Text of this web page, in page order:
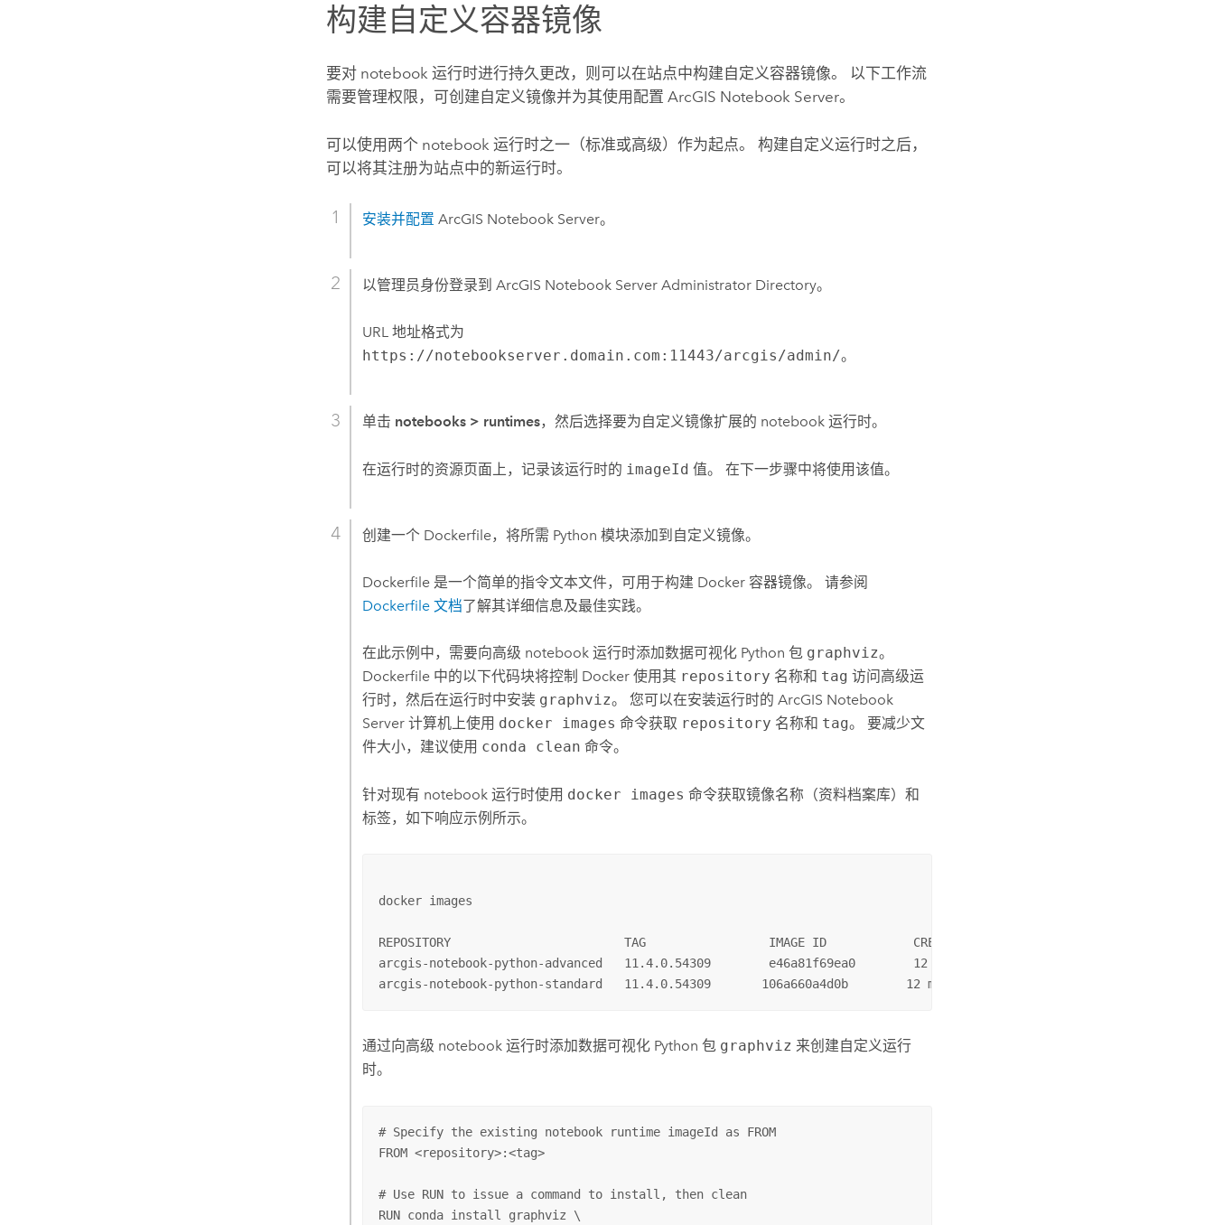
构建自定义容器镜像
要对 notebook 运行时进行持久更改，则可以在站点中构建自定义容器镜像。 以下工作流
需要管理权限，可创建自定义镜像并为其使用配置ArcGIS Notebook Server。
可以使用两个 notebook 运行时之一（标准或高级）作为起点。 构建自定义运行时之后，
可以将其注册为站点中的新运行时。
安装并配置 ArcGIS Notebook Server。
以管理员身份登录到ArcGIS Notebook Server Administrator Directory。
URL 地址格式为
https://notebookserver.domain.com:11443/arcgis/admin/。
单击 notebooks > runtimes，然后选择要为自定义镜像扩展的 notebook 运行时。
在运行时的资源页面上，记录该运行时的 imageId 值。 在下一步骤中将使用该值。
创建一个 Dockerfile，将所需 Python 模块添加到自定义镜像。
Dockerfile 是一个简单的指令文本文件，可用于构建 Docker 容器镜像。 请参阅
Dockerfile 文档了解其详细信息及最佳实践。
在此示例中，需要向高级 notebook 运行时添加数据可视化 Python 包 graphviz。
Dockerfile 中的以下代码块将控制 Docker 使用其 repository 名称和 tag 访问高级运
行时，然后在运行时中安装 graphviz。 您可以在安装运行时的ArcGIS Notebook
Server 计算机上使用 docker images 命令获取 repository 名称和 tag。 要减少文
件大小，建议使用 conda clean 命令。
针对现有 notebook 运行时使用 docker images 命令获取镜像名称（资料档案库）和
标签，如下响应示例所示。
docker images
REPOSITORY                        TAG                 IMAGE ID            CREATED             SIZE
arcgis-notebook-python-advanced   11.4.0.54309        e46a81f69ea0        12 months ago       12.4GB
arcgis-notebook-python-standard   11.4.0.54309       106a660a4d0b        12 months ago       7.51GB
通过向高级 notebook 运行时添加数据可视化 Python 包 graphviz 来创建自定义运行
时。
# Specify the existing notebook runtime imageId as FROM
FROM <repository>:<tag>
# Use RUN to issue a command to install, then clean
RUN conda install graphviz \